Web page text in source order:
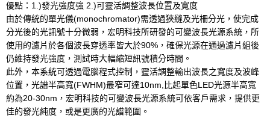
優點：1.)發光強度強 2.)可靈活調整波長位置及寬度
由於傳統的單光儀(monochromator)需透過狹縫及光柵分光，使完成
分光後的光訊號十分微弱，宏明科技所研發的可變波長光源系統，所
使用的濾片於各個波長穿透率皆大於90% ，確保光源在通過濾片組後
仍維持發光強度，測試時大幅縮短訊號積分時間。
此外，本系統可透過電腦程式控制，靈活調整輸出波長之寬度及波峰
位置，光譜半高寬(FWHM)最窄可達10nm, 比起單色LED光源半高寬
約為20-30nm，宏明科技的可變波長光源系統可依客戶需求，提供更
佳的發光純度，或是更廣的光譜範圍。